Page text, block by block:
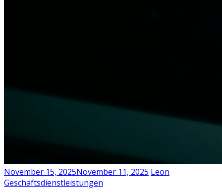
November 15, 2025November 11, 2025 Leon
Geschäftsdienstleistungen